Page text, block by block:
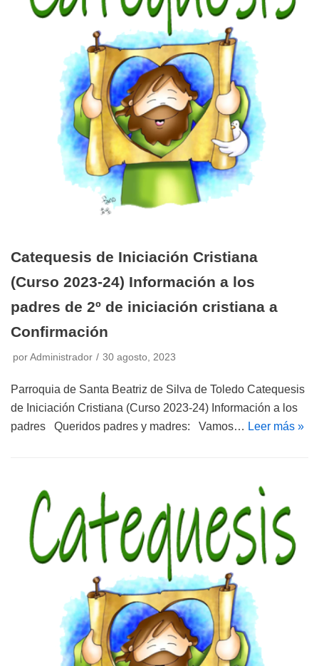
Catequesis de Iniciación Cristiana
(Curso 2023-24) Información a los
padres de 2º de iniciación cristiana a
Confirmación
por Administrador 30 agosto, 2023
Parroquia de Santa Beatriz de Silva de Toledo Catequesis
de Iniciación Cristiana (Curso 2023-24) Información a los
padres Queridos padres y madres: Vamos… Leer más »